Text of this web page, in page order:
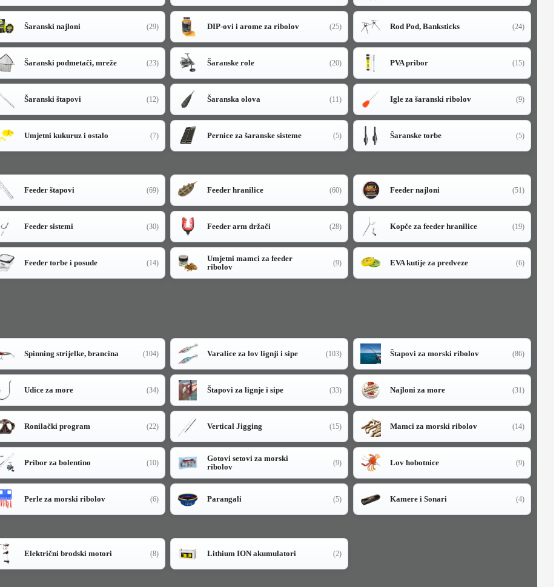
Šaranski najloni (29) DIP-ovi i arome za ribolov (25) Rod Pod, Banksticks (24)
Šaranski podmetači, mreže (23) Šaranske role (20) PVA pribor (15)
Šaranski štapovi (12) Šaranska olova (11) Igle za šaranski ribolov (9)
Umjetni kukuruz i ostalo (7) Pernice za šaranske sisteme (5) Šaranske torbe (5)
Feeder štapovi (69) Feeder hranilice (60) Feeder najloni (51)
Feeder sistemi (30) Feeder arm držači (28) Kopče za feeder hranilice (19)
Feeder torbe i posude (14)
Umjetni mamci za feeder
ribolov
(9) EVA kutije za predveze (6)
Spinning strijelke, brancina (104) Varalice za lov lignji i sipe (103) Štapovi za morski ribolov (86)
Udice za more (34) Štapovi za lignje i sipe (33) Najloni za more (31)
Ronilački program (22) Vertical Jigging (15) Mamci za morski ribolov (14)
Pribor za bolentino (10)
Gotovi setovi za morski
ribolov
(9) Lov hobotnice (9)
Perle za morski ribolov (6) Parangali (5) Kamere i Sonari (4)
Električni brodski motori (8) Lithium ION akumulatori (2)